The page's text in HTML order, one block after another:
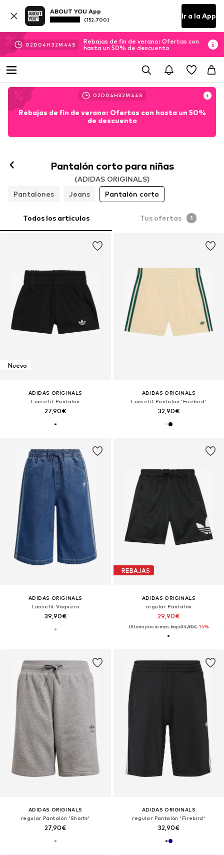
ABOUT YOU App
(152.700) Ir a la App
02D 04H 32M 43 S
Rebajas de fin de verano: Ofertas con
hasta un 50% de descuento
02D 04H32M 43 S
Rebajas de fin de verano: Ofertas con hasta un 50%
de descuento
Pantalón corto para niñas
(ADIDAS ORIGINALS)
Pantalones
Jeans Pantalón corto
Todos los artículos Tus ofertas 1
Nuevo
ADIDAS ORIGINALS
Loosefit Pantalón
27,90€
ADIDAS ORIGINALS
Loosefit Pantalón 'Firebird'
32,90€
ADIDAS ORIGINALS
Loosefit Vaquero
39,90€
REBAJAS
ADIDAS ORIGINALS
regular Pantalón
29,90€
Último precio más bajo:34,90€-14%
ADIDAS ORIGINALS
regular Pantalón 'Shorts'
27,90€
ADIDAS ORIGINALS
regular Pantalón 'Firebird'
32,90€